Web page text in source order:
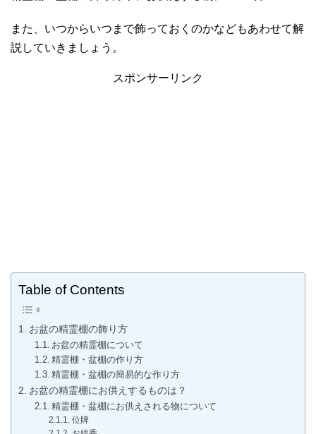
また、いつからいつまで飾っておくのかなどもあわせて解
説していきましょう。
スポンサーリンク
Table of Contents
お盆の精霊棚の飾り方
お盆の精霊棚について
精霊棚・盆棚の作り方
精霊棚・盆棚の簡易的な作り方
お盆の精霊棚にお供えするものは？
精霊棚・盆棚にお供えされる物について
位牌